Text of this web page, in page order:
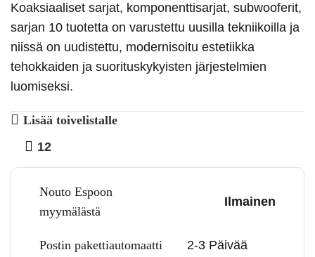
Koaksiaaliset sarjat, komponenttisarjat, subwooferit,
sarjan 10 tuotetta on varustettu uusilla tekniikoilla ja
niissä on uudistettu, modernisoitu estetiikka
tehokkaiden ja suorituskykyisten järjestelmien
luomiseksi.
Lisää toivelistalle
12
Nouto Espoon
myymälästä
Ilmainen
Postin pakettiautomaatti
2-3 Päivää